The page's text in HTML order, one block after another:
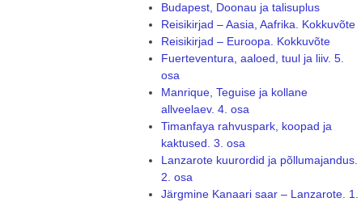
Budapest, Doonau ja talisuplus
Reisikirjad – Aasia, Aafrika. Kokkuvõte
Reisikirjad – Euroopa. Kokkuvõte
Fuerteventura, aaloed, tuul ja liiv. 5.
osa
Manrique, Teguise ja kollane
allveelaev. 4. osa
Timanfaya rahvuspark, koopad ja
kaktused. 3. osa
Lanzarote kuurordid ja põllumajandus.
2. osa
Järgmine Kanaari saar – Lanzarote. 1.